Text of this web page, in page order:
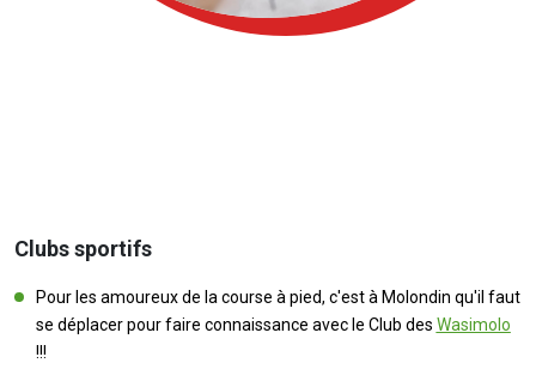
Clubs sportifs
Pour les amoureux de la course à pied, c'est à Molondin qu'il faut
se déplacer pour faire connaissance avec le Club des Wasimolo
!!!